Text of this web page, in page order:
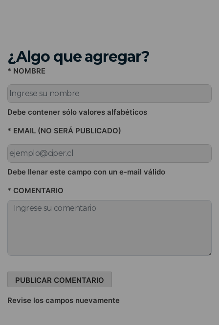
¿Algo que agregar?
* NOMBRE
Debe contener sólo valores alfabéticos
* EMAIL (NO SERÁ PUBLICADO)
Debe llenar este campo con un e-mail válido
* COMENTARIO
Revise los campos nuevamente